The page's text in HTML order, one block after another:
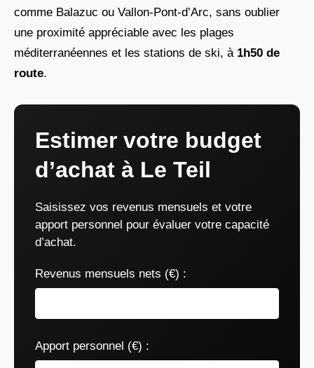
comme Balazuc ou Vallon-Pont-d’Arc, sans oublier
une proximité appréciable avec les plages
méditerranéennes et les stations de ski, à 1h50 de
route.
Estimer votre budget
d’achat à Le Teil
Saisissez vos revenus mensuels et votre
apport personnel pour évaluer votre capacité
d’achat.
Revenus mensuels nets (€) :
Apport personnel (€) :